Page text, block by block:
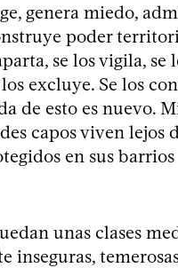
genera miedo,
poder
se los vigila, se
excluye. Se los
de esto es nuevo.
capos viven lejos
en sus barrios
unas clases
inseguras,